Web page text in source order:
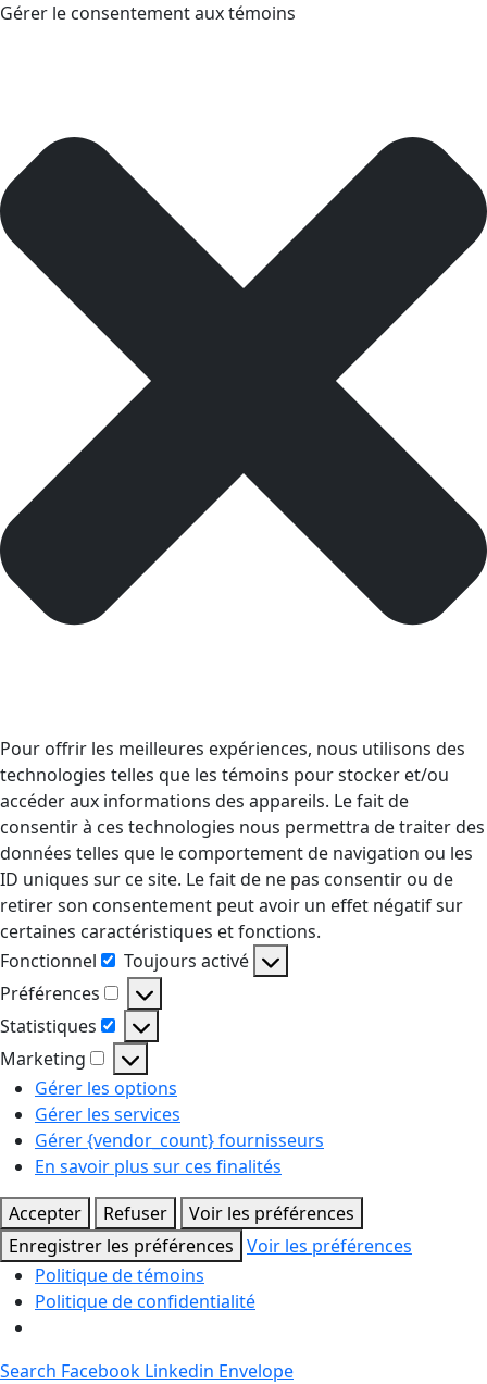
Gérer le consentement aux témoins
Pour offrir les meilleures expériences, nous utilisons des
technologies telles que les témoins pour stocker et/ou
accéder aux informations des appareils. Le fait de
consentir à ces technologies nous permettra de traiter des
données telles que le comportement de navigation ou les
ID uniques sur ce site. Le fait de ne pas consentir ou de
retirer son consentement peut avoir un effet négatif sur
certaines caractéristiques et fonctions.
Fonctionnel
Fonctionnel
Toujours activé
Préférences
Préférences
Statistiques
Statistiques
Marketing
Marketing
Gérer les options
Gérer les services
Gérer {vendor_count} fournisseurs
En savoir plus sur ces finalités
Accepter
Refuser
Voir les préférences
Enregistrer les préférences Voir les préférences
Politique de témoins
Politique de confidentialité
Search Facebook Linkedin Envelope